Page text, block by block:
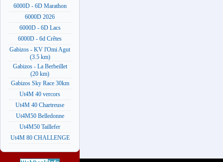
6000D - 6D Marathon
6000D 2026
6000D - 6D Lacs
6000D - 6d Crêtes
Gabizos - KV l'Omi Agut
(3.5 km)
Gabizos - La Berbeillet
(20 km)
Gabizos Sky Race 30km
Ut4M 40 vercors
Ut4M 40 Chartreuse
Ut4M50 Belledonne
Ut4M50 Taillefer
Ut4M 80 CHALLENGE